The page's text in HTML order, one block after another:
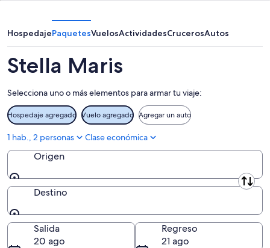
ago
noche,
ago
8
ago
semana,
7
ago
-
ago
próximo
fin
de
semana,
ago
-
16
ago
HospedajePaquetesVuelosActividadesCrucerosAutos
Stella Maris
Selecciona uno o más elementos para armar tu viaje:
Hospedaje agregado Vuelo agregado Agregar un auto
1 hab., 2 personas Clase económica
Origen
Origen
Destino
Destino
Salida
20 ago
Regreso
21 ago